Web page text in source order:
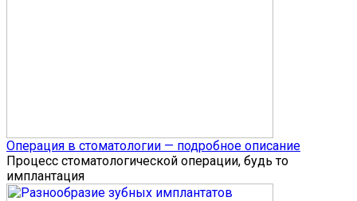
Операция в стоматологии — подробное описание
Процесс стоматологической операции, будь то
имплантация